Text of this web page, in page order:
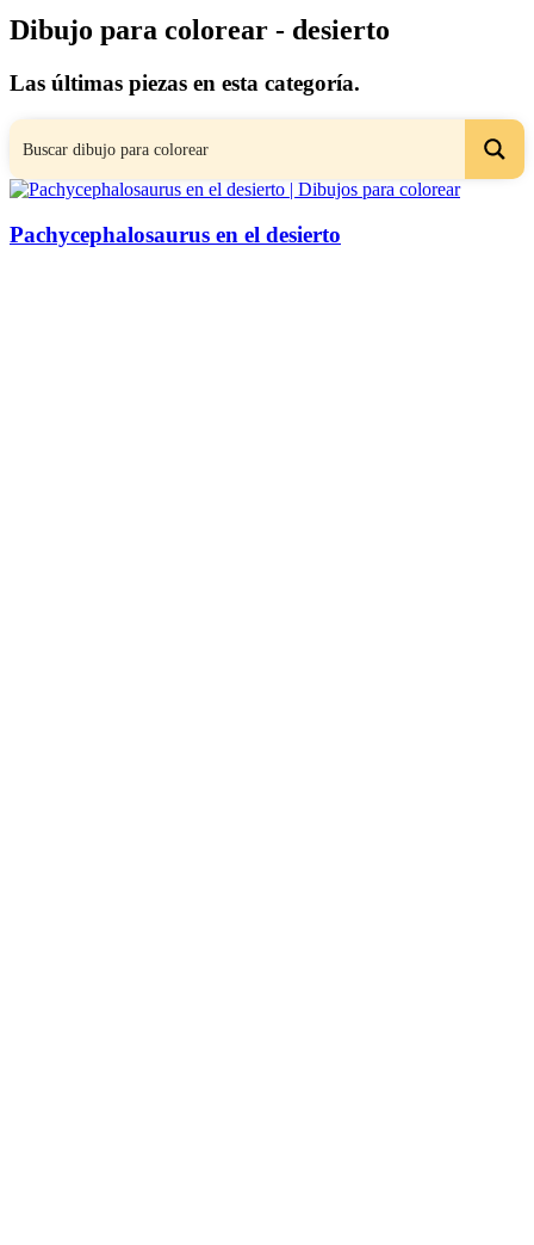
Dibujo para colorear - desierto
Las últimas piezas en esta categoría.
Pachycephalosaurus en el desierto